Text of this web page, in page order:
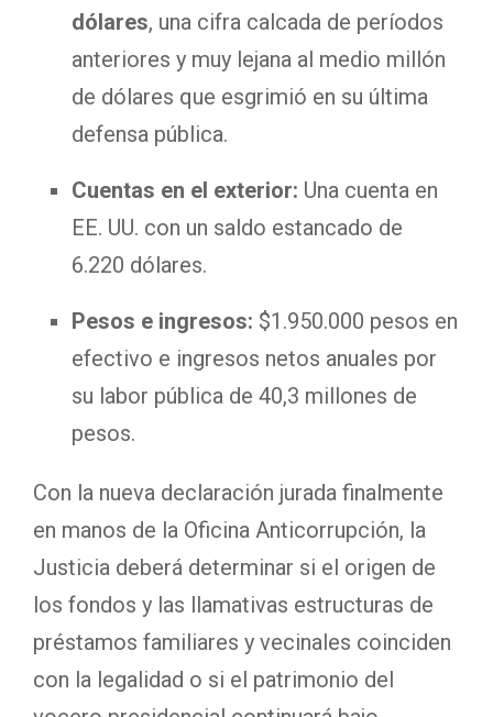
dólares, una cifra calcada de períodos
anteriores y muy lejana al medio millón
de dólares que esgrimió en su última
defensa pública.
Cuentas en el exterior: Una cuenta en
EE. UU. con un saldo estancado de
6.220 dólares.
Pesos e ingresos: $1.950.000 pesos en
efectivo e ingresos netos anuales por
su labor pública de 40,3 millones de
pesos.
Con la nueva declaración jurada finalmente
en manos de la Oficina Anticorrupción, la
Justicia deberá determinar si el origen de
los fondos y las llamativas estructuras de
préstamos familiares y vecinales coinciden
con la legalidad o si el patrimonio del